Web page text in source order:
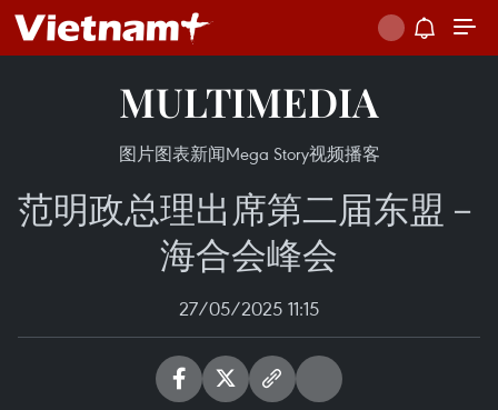
MULTIMEDIA
图片图表新闻Mega Story视频播客
范明政总理出席第二届东盟－
海合会峰会
27/05/2025 11:15